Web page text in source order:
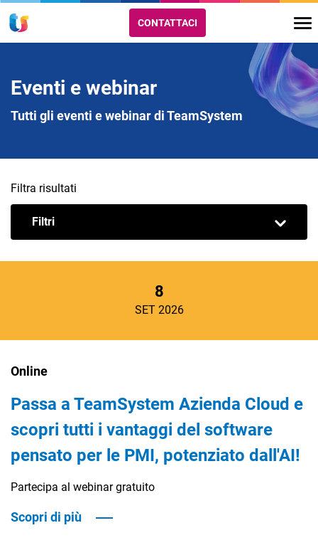
CRM
Ecommerce
Email Marketing
Fatturazione
CONTATTACI
Eventi e webinar
Tutti gli eventi e webinar di TeamSystem
Filtra risultati
Filtri
8
SET 2026
Online
Passa a TeamSystem Azienda Cloud e
scopri tutti i vantaggi del software
pensato per le PMI, potenziato dall'AI!
Partecipa al webinar gratuito
Scopri di più